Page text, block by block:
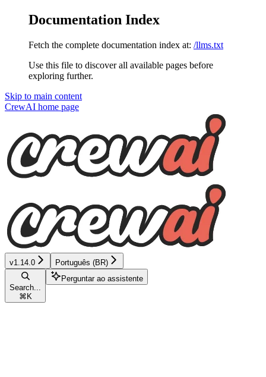
Documentation Index
Fetch the complete documentation index at: /llms.txt
Use this file to discover all available pages before
exploring further.
Skip to main content
CrewAI home page
v1.14.0 Português (BR)
Search...
⌘ K
Perguntar ao assistente